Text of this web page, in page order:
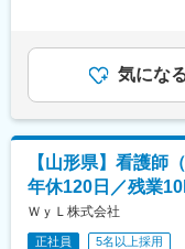
■研修制度：
・入社直後～2週
を身につけます。
・入社2週間～1
す。「会話のコツ
キルを習得します
・入社1カ月以降
ンに訪問します。
・機器点検、製薬
・SOP及び報告書
せることが可能で
■配属部門（組織
配属部門は全体で
が在籍しています。
験、能力を考慮
までも目安の金
す。月給(月額)は
気にな
【山形県】看護師
年休120日／残業
ＷｙＬ株式会社
正社員 5名以上採用